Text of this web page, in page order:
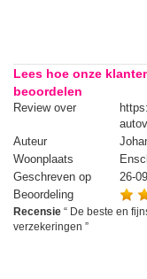
Lees hoe onze
beoordelen
Review over
Auteur
Woonplaats
Geschreven op
26-
Beoordeling
Recensie “ De beste en
verzekeringen ”